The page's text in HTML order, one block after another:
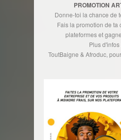
PROMOTION
Donne-toi la chance de
Fais la promotion de ta
plateformes et
Plus d'infos
ToutBaigne & Afroduc,